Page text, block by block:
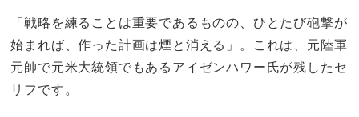
「戦略を練ることは重要であるものの、ひとたび砲撃が
始まれば、作った計画は煙と消える」。これは、元陸軍
元帥で元米大統領でもあるアイゼンハワー氏が残したセ
リフです。